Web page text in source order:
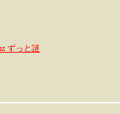
ずっと謎